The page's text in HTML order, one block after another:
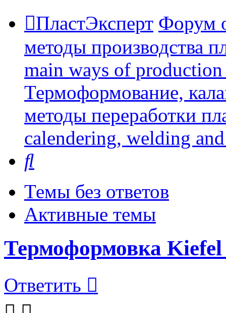
ПластЭксперт Форум
методы производства
main ways of
Термоформование,
методы переработки
calendering, welding
Темы без ответов
Активные темы
Термоформовка
Ответить